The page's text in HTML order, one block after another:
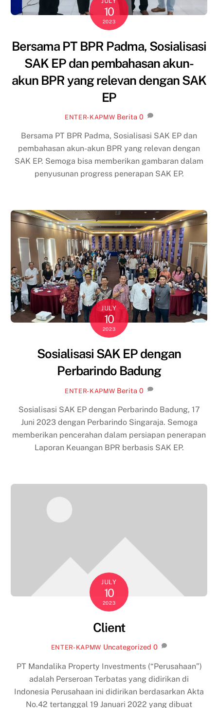
10
2023
Bersama PT BPR Padma, Sosialisasi
SAK EP dan pembahasan akun-
akun BPR yang relevan dengan SAK
EP
ENTER-KAPMW Berita 0
Bersama PT BPR Padma, Sosialisasi SAK EP dan
pembahasan akun-akun BPR yang relevan dengan
SAK EP. Semoga bisa memberikan gambaran dalam
penyusunan progress penerapan SAK EP.
JULY
10
2023
Sosialisasi SAK EP dengan
Perbarindo Badung
ENTER-KAPMW Berita 0
Sosialisasi SAK EP dengan Perbarindo Badung, 17
Juni 2023 dengan Perbarindo Singaraja. Semoga
memberikan pencerahan dalam persiapan penerapan
Laporan Keuangan BPR berbasis SAK EP.
JULY
10
2023
Client
ENTER-KAPMW Uncategorized 0
PT Mandalika Property Investments (“Perusahaan”)
adalah Perseroan Terbatas yang didirikan di
Indonesia Perusahaan ini didirikan berdasarkan Akta
No.42 tertanggal 19 Januari 2022 yang dibuat